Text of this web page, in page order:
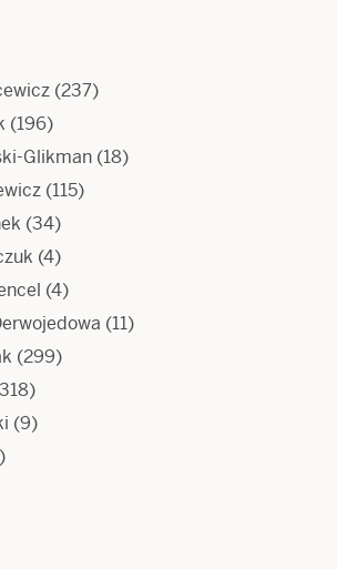
(237)
(196)
Glikman (18)
(115)
(34)
(4)
(4)
(11)
(299)
(9)